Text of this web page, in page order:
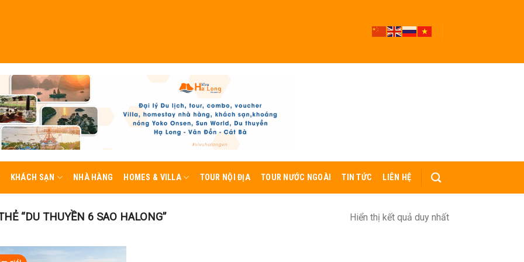
KHÁCH SẠN NHÀ HÀNG HOMES & VILLA TOUR NỘI ĐỊA TOUR NƯỚC NGOÀI TIN TỨC LIÊN HỆ
“DU THUYỀN 6 SAO HALONG” Hiển thị kết quả duy nhất